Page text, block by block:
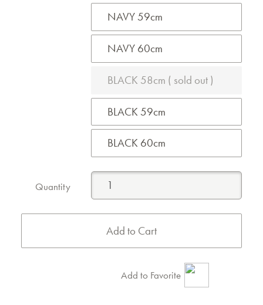
NAVY 59cm
NAVY 60cm
BLACK 58cm ( sold out )
BLACK 59cm
BLACK 60cm
Quantity
Add to Favorite